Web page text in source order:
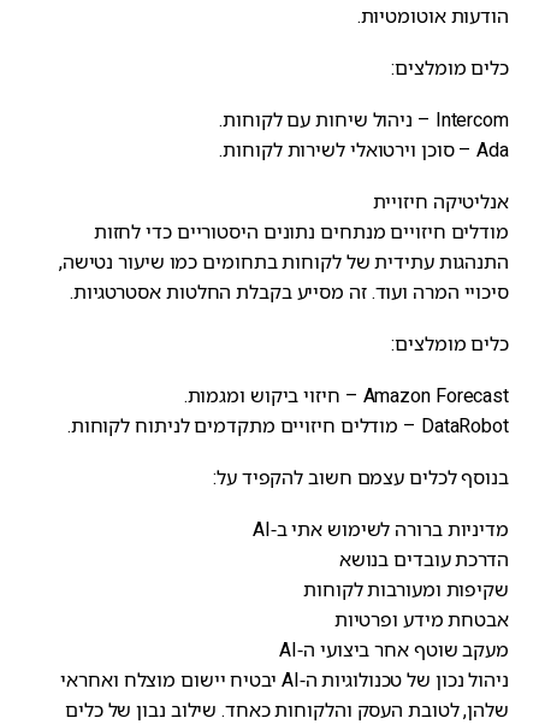
הודעות אוטומטיות.
כלים מומלצים:
Intercom – ניהול שיחות עם לקוחות.
Ada – סוכן וירטואלי לשירות לקוחות.
אנליטיקה חיזויית
מודלים חיזויים מנתחים נתונים היסטוריים כדי לחזות
התנהגות עתידית של לקוחות בתחומים כמו שיעור נטישה,
סיכויי המרה ועוד. זה מסייע בקבלת החלטות אסטרטגיות.
כלים מומלצים:
Amazon Forecast – חיזוי ביקוש ומגמות.
DataRobot – מודלים חיזויים מתקדמים לניתוח לקוחות.
בנוסף לכלים עצמם חשוב להקפיד על:
מדיניות ברורה לשימוש אתי ב-AI
הדרכת עובדים בנושא
שקיפות ומעורבות לקוחות
אבטחת מידע ופרטיות
מעקב שוטף אחר ביצועי ה-AI
ניהול נכון של טכנולוגיות ה-AI יבטיח יישום מוצלח ואחראי
שלהן, לטובת העסק והלקוחות כאחד. שילוב נבון של כלים